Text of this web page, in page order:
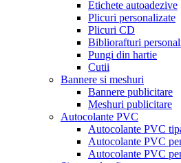
Etichete autoadezive
Plicuri personalizate
Plicuri CD
Bibliorafturi
Pungi din hartie
Cutii
Bannere si meshuri
Bannere publicitare
Meshuri publicitare
Autocolante PVC
Autocolante PVC
Autocolante PVC
Autocolante PVC